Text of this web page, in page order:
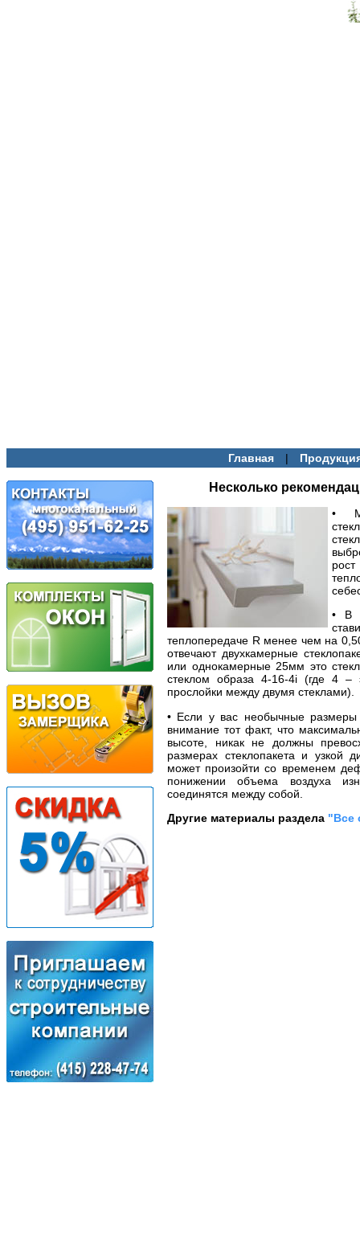
Главная |
Несколько
•
• В
теплопередаче R менее чем на
отвечают двухкамерные
или однокамерные 25мм это
стеклом образа 4-16-4i (где 4 –
прослойки между двумя стеклами).
• Если у вас необычные размеры
внимание тот факт, что
высоте, никак не должны
размерах стеклопакета и узкой
может произойти со временем
понижении объема воздуха
соединятся между собой.
Другие материалы раздела "Все